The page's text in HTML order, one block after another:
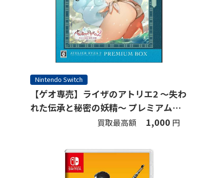
Nintendo Switch
【ゲオ専売】ライザのアトリエ2 ～失わ
れた伝承と秘密の妖精～ プレミアムボ
ックス ゲオオリジナル絵柄.Ver (限定
買取最高額 1,000 円